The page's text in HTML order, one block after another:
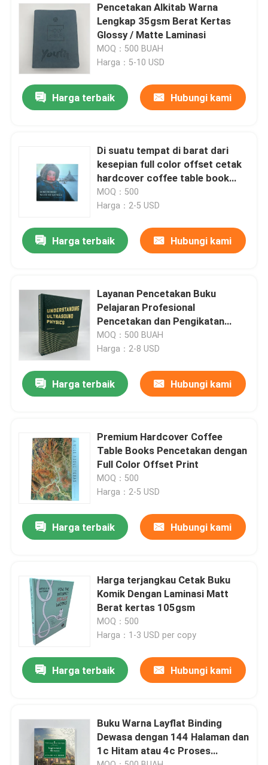
Produk
video
Tentang kami
Hubungi kami
Berita
Permintaan Penawaran
Percetakan Buku Meja Kopi
Pencetakan Kartu Tarot
Pencetakan Alkitab Warna
Lengkap 35gsm Berat Kertas
Glossy / Matte Laminasi
MOQ：500 BUAH
Harga：5-10 USD
Harga terbaik Hubungi kami
Di suatu tempat di barat dari
kesepian full color offset cetak
hardcover coffee table book
jaket 157 GMS glossy art paper
MOQ：500
Harga：2-5 USD
Harga terbaik Hubungi kami
Layanan Pencetakan Buku
Pelajaran Profesional
Pencetakan dan Pengikatan
Buku Custom Full Color
MOQ：500 BUAH
Harga：2-8 USD
Harga terbaik Hubungi kami
Premium Hardcover Coffee
Table Books Pencetakan dengan
Full Color Offset Print
MOQ：500
Harga：2-5 USD
Harga terbaik Hubungi kami
Harga terjangkau Cetak Buku
Komik Dengan Laminasi Matt
Berat kertas 105gsm
MOQ：500
Harga：1-3 USD per copy
Harga terbaik Hubungi kami
Buku Warna Layflat Binding
Dewasa dengan 144 Halaman dan
1c Hitam atau 4c Proses